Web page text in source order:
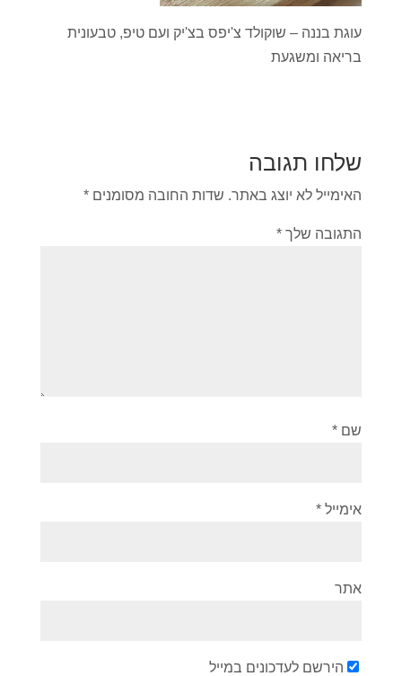
עוגת בננה – שוקולד צ'יפס בצ'יק ועם טיפ, טבעונית
בריאה ומשגעת
שלחו תגובה
האימייל לא יוצג באתר. שדות החובה מסומנים *
התגובה שלך *
שם *
אימייל *
אתר
הירשם לעדכונים במייל